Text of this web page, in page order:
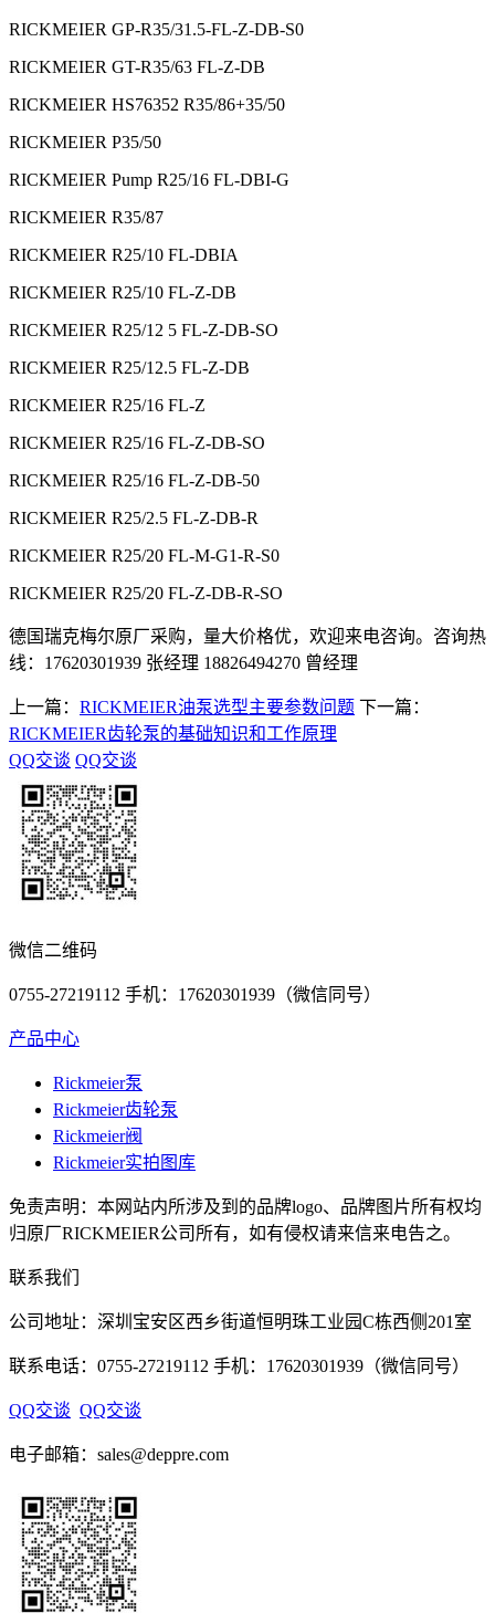
RICKMEIER GP-R35/31.5-FL-Z-DB-S0
RICKMEIER GT-R35/63 FL-Z-DB
RICKMEIER HS76352 R35/86+35/50
RICKMEIER P35/50
RICKMEIER Pump R25/16 FL-DBI-G
RICKMEIER R35/87
RICKMEIER R25/10 FL-DBIA
RICKMEIER R25/10 FL-Z-DB
RICKMEIER R25/12 5 FL-Z-DB-SO
RICKMEIER R25/12.5 FL-Z-DB
RICKMEIER R25/16 FL-Z
RICKMEIER R25/16 FL-Z-DB-SO
RICKMEIER R25/16 FL-Z-DB-50
RICKMEIER R25/2.5 FL-Z-DB-R
RICKMEIER R25/20 FL-M-G1-R-S0
RICKMEIER R25/20 FL-Z-DB-R-SO
德国瑞克梅尔原厂采购，量大价格优，欢迎来电咨询。咨询热
线：17620301939 张经理 18826494270 曾经理
上一篇： RICKMEIER油泵选型主要参数问题 下一篇：
RICKMEIER齿轮泵的基础知识和工作原理
QQ交谈 QQ交谈
微信二维码
0755-27219112 手机：17620301939（微信同号）
产品中心
Rickmeier泵
Rickmeier齿轮泵
Rickmeier阀
Rickmeier实拍图库
免责声明：本网站内所涉及到的品牌logo、品牌图片所有权均
归原厂RICKMEIER公司所有，如有侵权请来信来电告之。
联系我们
公司地址：深圳宝安区西乡街道恒明珠工业园C栋西侧201室
联系电话：0755-27219112 手机：17620301939（微信同号）
QQ交谈 QQ交谈
电子邮箱：sales@deppre.com